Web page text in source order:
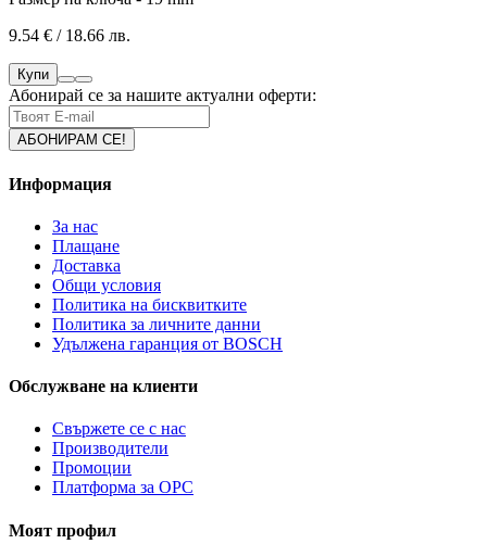
9.54 € / 18.66 лв.
Купи
Абонирай се за нашите актуални оферти:
Информация
За нас
Плащане
Доставка
Общи условия
Политика на бисквитките
Политика за личните данни
Удължена гаранция от BOSCH
Обслужване на клиенти
Свържете се с нас
Производители
Промоции
Платформа за ОРС
Моят профил